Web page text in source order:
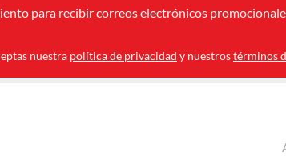
para recibir correos electrónicos
nuestra política de privacidad y nuestrostérminos